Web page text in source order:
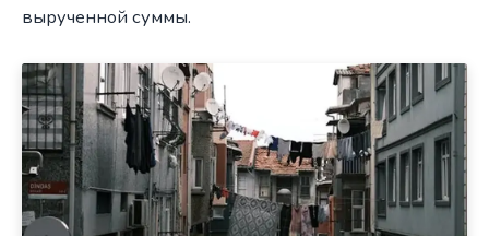
вырученной суммы.